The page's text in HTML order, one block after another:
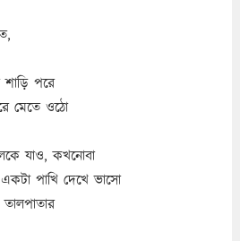
পরে
মেতে ওঠো
যাও, কখনোবা
পাখি দেখে ভাসো